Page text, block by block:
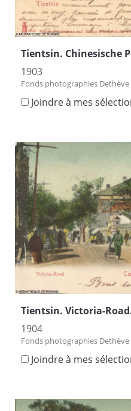
Tientsin. Chinesische
1903
Fonds photographies Dethève
Joindre à mes
Tientsin. Victoria-
1904
Fonds photographies
Joindre à mes